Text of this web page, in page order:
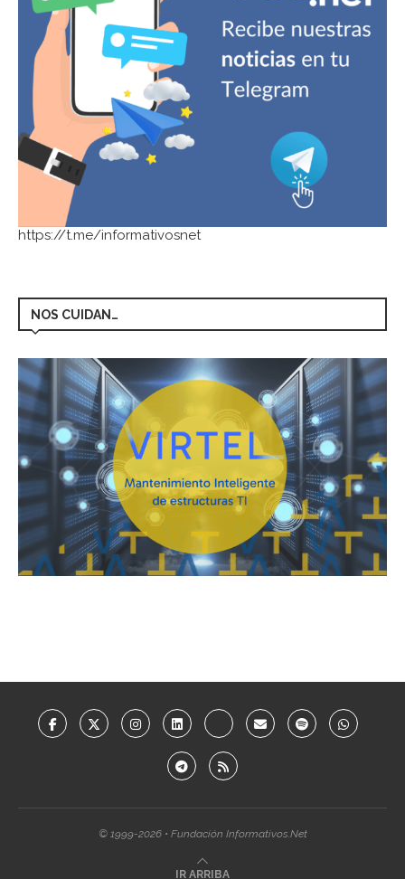
https://t.me/informativosnet
NOS CUIDAN…
© 1999-2026 • Fundación Informativos.Net
IR ARRIBA